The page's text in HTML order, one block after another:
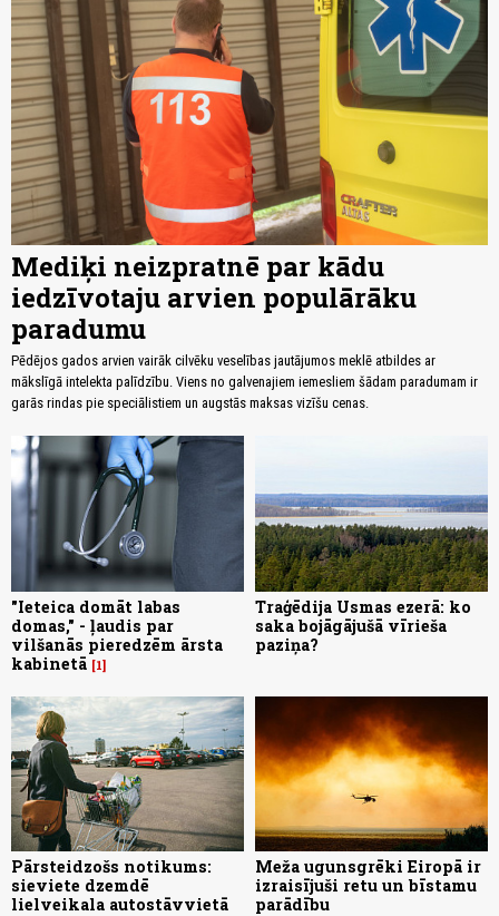
Mediķi neizpratnē par kādu
iedzīvotaju arvien populārāku
paradumu
Pēdējos gados arvien vairāk cilvēku veselības jautājumos meklē atbildes ar
mākslīgā intelekta palīdzību. Viens no galvenajiem iemesliem šādam paradumam ir
garās rindas pie speciālistiem un augstās maksas vizīšu cenas.
"Ieteica domāt labas
domas," - ļaudis par
vilšanās pieredzēm ārsta
kabinetā 1
Traģēdija Usmas ezerā: ko
saka bojāgājušā vīrieša
paziņa?
Pārsteidzošs notikums:
sieviete dzemdē
lielveikala autostāvvietā
Meža ugunsgrēki Eiropā ir
izraisījuši retu un bīstamu
parādību